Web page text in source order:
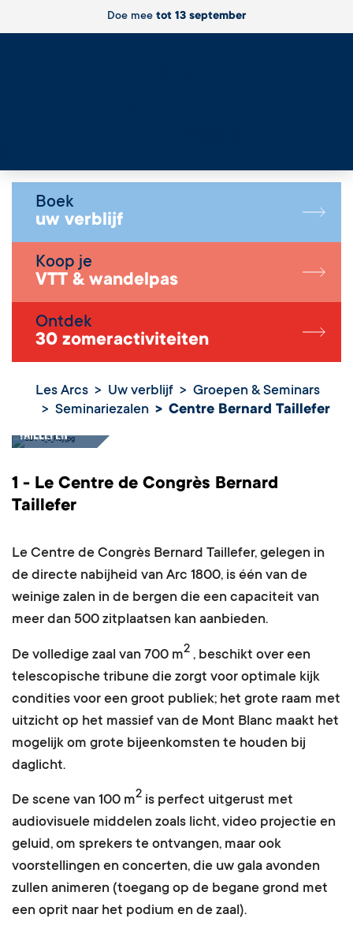
Doe mee tot 13 september
Boek
uw verblijf
Koop je
VTT & wandelpas
Ontdek
30 zomeractiviteiten
Les Arcs Uw verblijf
Groepen & Seminars
Seminariezalen
Centre Bernard Taillefer
Taillefer
1 - Le Centre de Congrès Bernard
Taillefer
Le Centre de Congrès Bernard Taillefer, gelegen in
de directe nabijheid van Arc 1800, is één van de
weinige zalen in de bergen die een capaciteit van
meer dan 500 zitplaatsen kan aanbieden.
De volledige zaal van 700 m2 , beschikt over een
telescopische tribune die zorgt voor optimale kijk
condities voor een groot publiek; het grote raam met
uitzicht op het massief van de Mont Blanc maakt het
mogelijk om grote bijeenkomsten te houden bij
daglicht.
De scene van 100 m2 is perfect uitgerust met
audiovisuele middelen zoals licht, video projectie en
geluid, om sprekers te ontvangen, maar ook
voorstellingen en concerten, die uw gala avonden
zullen animeren (toegang op de begane grond met
een oprit naar het podium en de zaal).